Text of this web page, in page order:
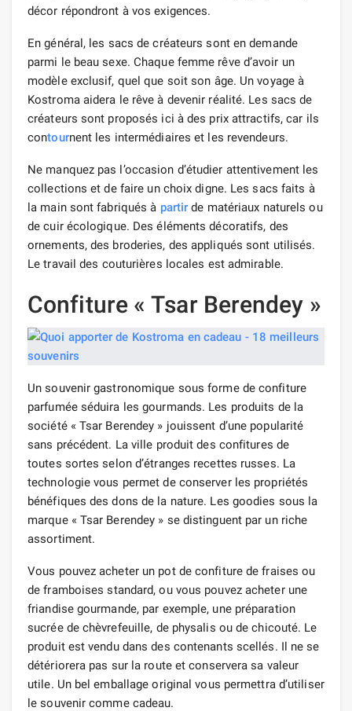
décor répondront à vos exigences.
En général, les sacs de créateurs sont en demande
parmi le beau sexe. Chaque femme rêve d’avoir un
modèle exclusif, quel que soit son âge. Un voyage à
Kostroma aidera le rêve à devenir réalité. Les sacs de
créateurs sont proposés ici à des prix attractifs, car ils
contournent les intermédiaires et les revendeurs.
Ne manquez pas l’occasion d’étudier attentivement les
collections et de faire un choix digne. Les sacs faits à
la main sont fabriqués à partir de matériaux naturels ou
de cuir écologique. Des éléments décoratifs, des
ornements, des broderies, des appliqués sont utilisés.
Le travail des couturières locales est admirable.
Confiture « Tsar Berendey »
Un souvenir gastronomique sous forme de confiture
parfumée séduira les gourmands. Les produits de la
société « Tsar Berendey » jouissent d’une popularité
sans précédent. La ville produit des confitures de
toutes sortes selon d’étranges recettes russes. La
technologie vous permet de conserver les propriétés
bénéfiques des dons de la nature. Les goodies sous la
marque « Tsar Berendey » se distinguent par un riche
assortiment.
Vous pouvez acheter un pot de confiture de fraises ou
de framboises standard, ou vous pouvez acheter une
friandise gourmande, par exemple, une préparation
sucrée de chèvrefeuille, de physalis ou de chicouté. Le
produit est vendu dans des contenants scellés. Il ne se
détériorera pas sur la route et conservera sa valeur
utile. Un bel emballage original vous permettra d’utiliser
le souvenir comme cadeau.